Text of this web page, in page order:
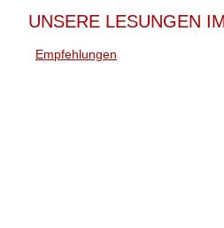
UNSERE LESUNGEN
Empfehlungen